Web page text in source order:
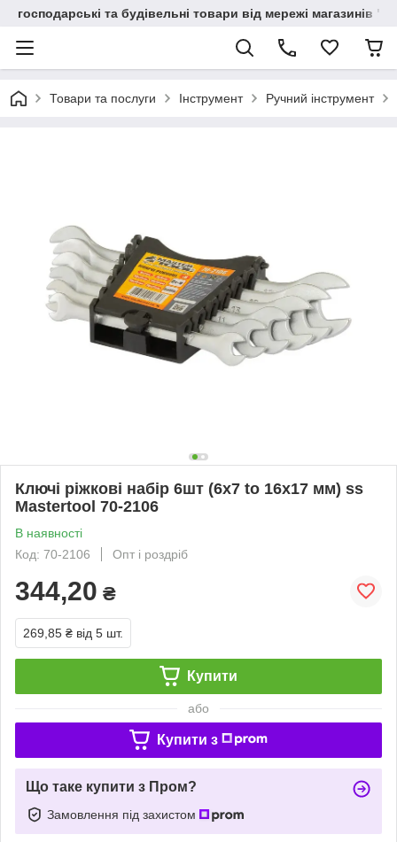
господарські та будівельні товари від мережі магазинів
Товари та послуги Інструмент Ручний інструмент
Ключі ріжкові набір 6шт (6х7 to 16х17 мм) ss
Mastertool 70-2106
В наявності
Код: 70-2106
Опт і роздріб
344,20 ₴
269,85 ₴ від 5 шт.
Купити
або
Купити з
Що таке купити з Пром?
Замовлення під захистом